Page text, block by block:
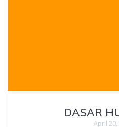
DASAR
April 20,